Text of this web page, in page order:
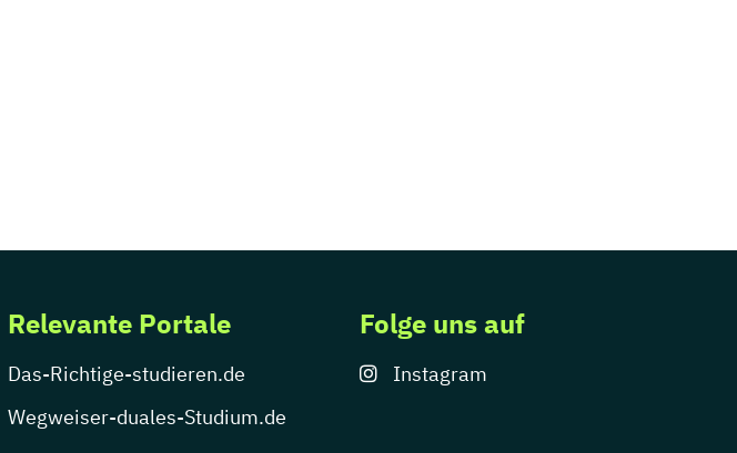
Relevante Portale
Das-Richtige-studieren.de
Wegweiser-duales-Studium.de
Folge uns auf
Instagram